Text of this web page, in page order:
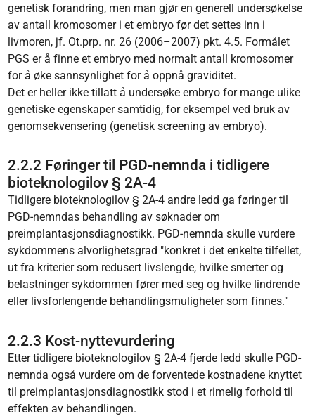
genetisk forandring, men man gjør en generell undersøkelse
av antall kromosomer i et embryo før det settes inn i
livmoren, jf. Ot.prp. nr. 26 (2006–2007) pkt. 4.5. Formålet
PGS er å finne et embryo med normalt antall kromosomer
for å øke sannsynlighet for å oppnå graviditet.
Det er heller ikke tillatt å undersøke embryo for mange ulike
genetiske egenskaper samtidig, for eksempel ved bruk av
genomsekvensering (genetisk screening av embryo).
2.2.2 Føringer til PGD-nemnda i tidligere
bioteknologilov § 2A-4
Tidligere bioteknologilov § 2A-4 andre ledd ga føringer til
PGD-nemndas behandling av søknader om
preimplantasjonsdiagnostikk. PGD-nemnda skulle vurdere
sykdommens alvorlighetsgrad "konkret i det enkelte tilfellet,
ut fra kriterier som redusert livslengde, hvilke smerter og
belastninger sykdommen fører med seg og hvilke lindrende
eller livsforlengende behandlingsmuligheter som finnes."
2.2.3 Kost-nyttevurdering
Etter tidligere bioteknologilov § 2A-4 fjerde ledd skulle PGD-
nemnda også vurdere om de forventede kostnadene knyttet
til preimplantasjonsdiagnostikk stod i et rimelig forhold til
effekten av behandlingen.